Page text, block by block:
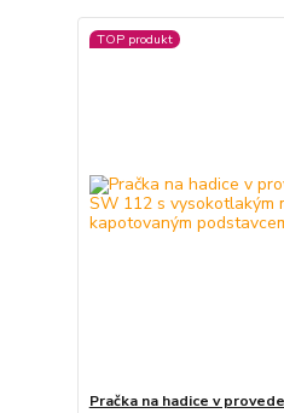
TOP produkt
Pračka na hadice v